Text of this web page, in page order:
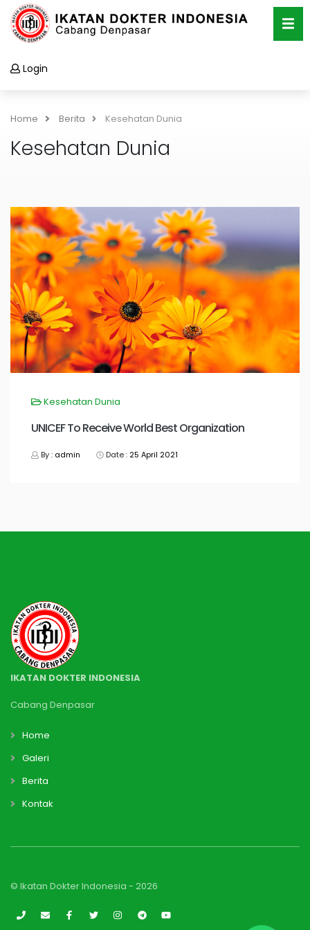
Login
Home Berita Kesehatan Dunia
Kesehatan Dunia
Kesehatan Dunia
UNICEF To Receive World Best Organization
By : admin Date : 25 April 2021
IKATAN DOKTER INDONESIA
Cabang Denpasar
Home
Galeri
Berita
Kontak
© Ikatan Dokter Indonesia - 2026